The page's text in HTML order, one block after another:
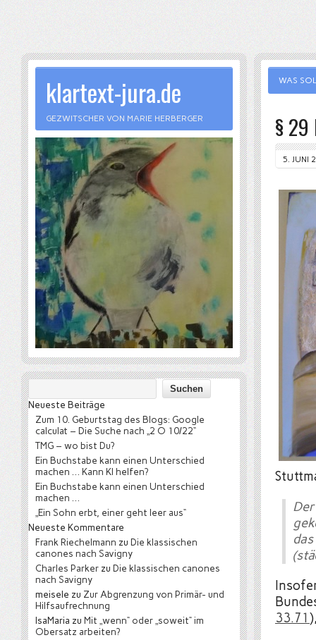
WAS
§ 29
5. JUNI
33.71
klartext-jura.de
GEZWITSCHER VON MARIE HERBERGER
Neueste Beiträge
Zum 10. Geburtstag des Blogs: Google
calculat – Die Suche nach „2 O 10/22“
TMG – wo bist Du?
Ein Buchstabe kann einen Unterschied
machen … Kann KI helfen?
Ein Buchstabe kann einen Unterschied
machen …
„Ein Sohn erbt, einer geht leer aus“
Neueste Kommentare
Frank Riechelmann zu Die klassischen
canones nach Savigny
Charles Parker zu Die klassischen canones
nach Savigny
meisele zu Zur Abgrenzung von Primär- und
Hilfsaufrechnung
IsaMaria zu Mit „wenn“ oder „soweit“ im
Obersatz arbeiten?